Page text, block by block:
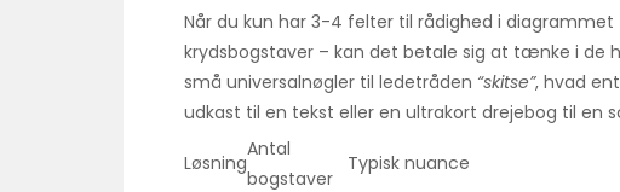
Når du kun har 3-4 felter til rådighed i
krydsbogstaver – kan det betale sig at tænke i de
små universalnøgler til ledetråden “skitse”, hvad
udkast til en tekst eller en ultrakort drejebog til en
Løsning
Antal
bogstaver
Typisk nuance